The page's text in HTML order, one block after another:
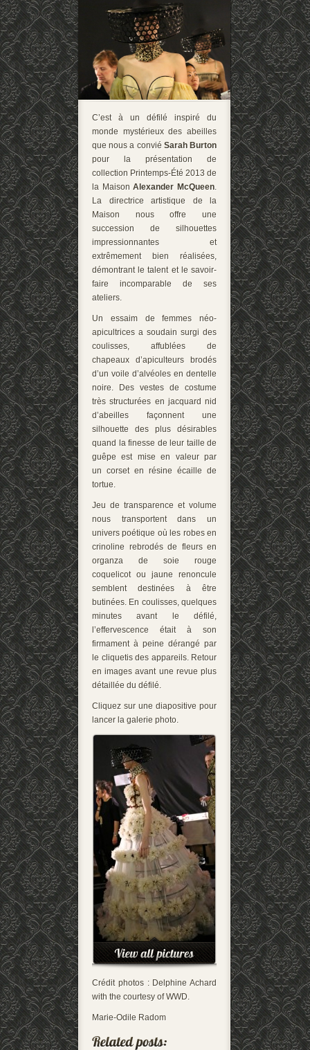
C’est à un défilé inspiré du
monde mystérieux des abeilles
que nous a convié Sarah Burton
pour la présentation de
collection Printemps-Été 2013 de
la MaisonAlexander McQueen
La directrice artistique de la
Maison nous offre une
succession de silhouettes
impressionnantes et
extrêmement bien réalisées,
démontrant le talent et le savoir-
faire incomparable de ses
ateliers.
Un essaim de femmes néo-
apicultrices a soudain surgi des
coulisses, affublées de
chapeaux d’apiculteurs brodés
d’un voile d’alvéoles en dentelle
noire. Des vestes de costume
très structurées en jacquard nid
d’abeilles façonnent une
silhouette des plus désirables
quand la finesse de leur taille de
guêpe est mise en valeur par
un corset en résine écaille de
tortue.
Jeu de transparence et volume
nous transportent dans un
univers poétique où les robes en
crinoline rebrodés de fleurs en
organza de soie rouge
coquelicot ou jaune renoncule
semblent destinées à être
butinées. En coulisses, quelques
minutes avant le défilé,
l’effervescence était à son
firmament à peine dérangé par
le cliquetis des appareils. Retour
en images avant une revue plus
détaillée du défilé.
Cliquez sur une diapositive pour
lancer la galerie photo.
Crédit photos : Delphine Achard
with the courtesy of WWD.
Marie-Odile Radom